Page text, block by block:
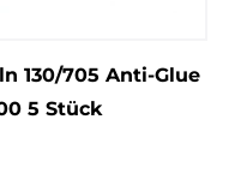
130/705 Anti-Glue
5 Stück